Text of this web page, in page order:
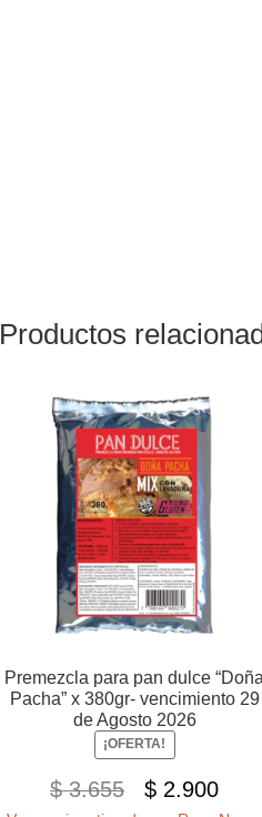
Productos
Premezcla para pan dulce “Doña
Pacha” x 380gr- vencimiento 29
de Agosto 2026
¡OFERTA!
$3.655
El$ 2.900El